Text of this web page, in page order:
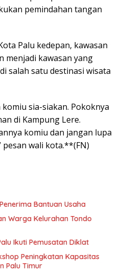
pemindahan tangan
Palu kedepan, kawasan
menjadi kawasan yang
salah satu destinasi wisata
sia-siakan. Pokoknya
di Kampung Lere.
komiu dan jangan lupa
wali kota.**(FN)
Bantuan Usaha
Warga Kelurahan Tondo
Ikuti Pemusatan Diklat
Peningkatan Kapasitas
Palu Timur